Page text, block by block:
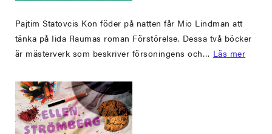
Pajtim Statovcis Kon föder på natten får Mio Lindman att
tänka på Iida Raumas roman Förstörelse. Dessa två böcker
är mästerverk som beskriver försoningens och… Läs mer